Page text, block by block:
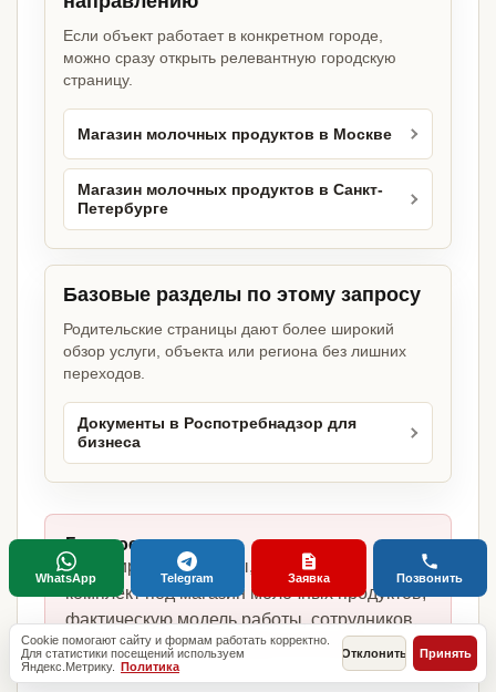
Если объект работает в конкретном городе,
можно сразу открыть релевантную городскую
страницу.
Магазин молочных продуктов в Москве
Магазин молочных продуктов в Санкт-
Петербурге
Базовые разделы по этому запросу
Родительские страницы дают более широкий
обзор услуги, объекта или региона без лишних
переходов.
Документы в Роспотребнадзор для
бизнеса
Главное отличие:
не копируем шаблоны, а собираем
комплект под магазин молочных продуктов,
фактическую модель работы, сотрудников,
помещение и требования по России.
Cookie помогают сайту и формам работать корректно.
Для статистики посещений используем
Яндекс.Метрику. Политика
Отклонить Принять
WhatsApp Telegram Заявка Позвонить